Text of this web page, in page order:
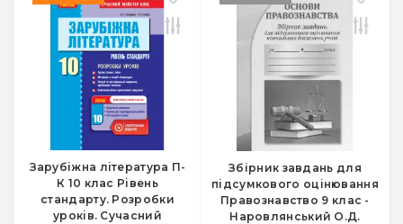
Зарубіжна література П-
К 10 клас Рівень
стандарту. Розробки
уроків. Сучасний
Збірник завдань для
підсумкового оцінювання
Правознавство 9 клас -
Наровлянський О.Д.